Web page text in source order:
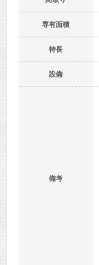
専有面積
特長
設備
備考